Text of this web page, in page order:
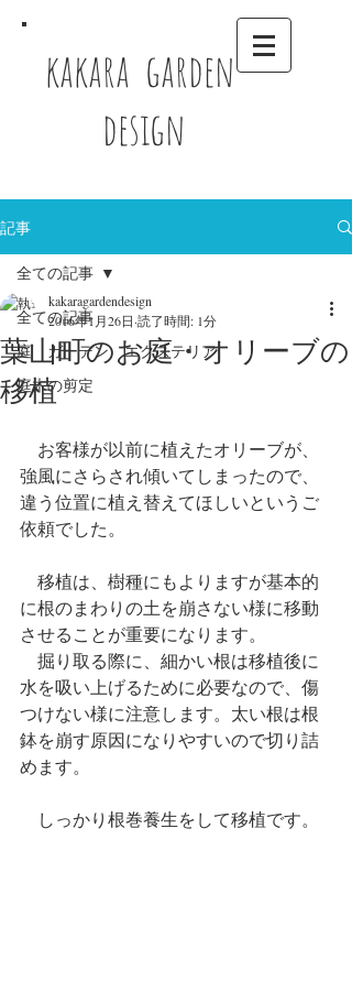
kakara garden
design
記事
全ての記事
庭 ガーデン エクステリア
庭木の剪定
全ての記事
葉山町のお庭・オリーブの
移植
kakaragardendesign
2016年1月26日 読了時間: 1分
お客様が以前に植えたオリーブが、
強風にさらされ傾いてしまったので、
違う位置に植え替えてほしいというご
依頼でした。
移植は、樹種にもよりますが基本的
に根のまわりの土を崩さない様に移動
させることが重要になります。
掘り取る際に、細かい根は移植後に
水を吸い上げるために必要なので、傷
つけない様に注意します。太い根は根
鉢を崩す原因になりやすいので切り詰
めます。
しっかり根巻養生をして移植です。